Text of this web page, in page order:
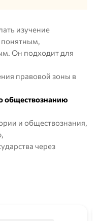
изучение
понятным,
Он подходит для
правовой зоны в
обществознанию
и обществознания,
через